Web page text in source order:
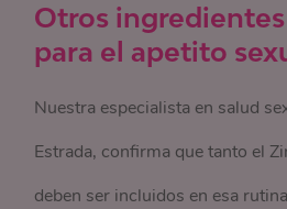
Otros
para el apetito
Nuestra especialista en salud
Estrada, confirma que tanto el
deben ser incluidos en esa